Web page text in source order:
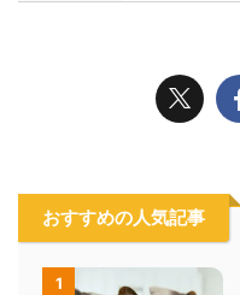
おすすめの人気記事
1